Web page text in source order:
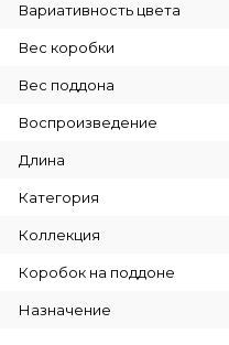
Вариативность цвета
Вес коробки
Вес поддона
Воспроизведение
Длина
Категория
Коллекция
Коробок на поддоне
Назначение